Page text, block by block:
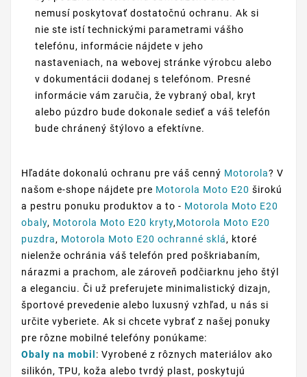
nemusí poskytovať dostatočnú ochranu. Ak si
nie ste istí technickými parametrami vášho
telefónu, informácie nájdete v jeho
nastaveniach, na webovej stránke výrobcu alebo
v dokumentácii dodanej s telefónom. Presné
informácie vám zaručia, že vybraný obal, kryt
alebo púzdro bude dokonale sedieť a váš telefón
bude chránený štýlovo a efektívne.
Hľadáte dokonalú ochranu pre váš cenný Motorola? V
našom e-shope nájdete pre Motorola Moto E20 širokú
a pestru ponuku produktov a to - Motorola Moto E20
obaly, Motorola Moto E20 kryty,Motorola Moto E20
puzdra, Motorola Moto E20 ochranné sklá, ktoré
nielenže ochránia váš telefón pred poškriabaním,
nárazmi a prachom, ale zároveň podčiarknu jeho štýl
a eleganciu. Či už preferujete minimalistický dizajn,
športové prevedenie alebo luxusný vzhľad, u nás si
určite vyberiete. Ak si chcete vybrať z našej ponuky
pre rôzne mobilné telefóny ponúkame:
Obaly na mobil : Vyrobené z rôznych materiálov ako
silikón, TPU, koža alebo tvrdý plast, poskytujú